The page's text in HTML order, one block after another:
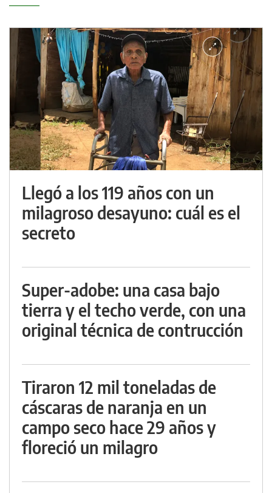
Llegó a los 119 años con un
milagroso desayuno: cuál es el
secreto
Super-adobe: una casa bajo
tierra y el techo verde, con una
original técnica de contrucción
Tiraron 12 mil toneladas de
cáscaras de naranja en un
campo seco hace 29 años y
floreció un milagro